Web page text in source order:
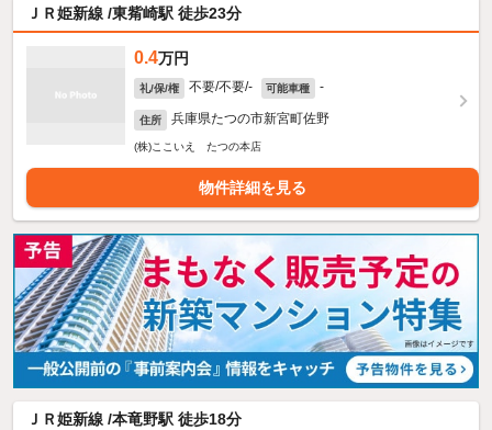
ＪＲ姫新線 /東觜崎駅 徒歩23分
0.4万円
礼/保/権 不要/不要/- 可能車種 -
住所 兵庫県たつの市新宮町佐野
(株)ここいえ たつの本店
物件詳細を見る
ＪＲ姫新線 /本竜野駅 徒歩18分